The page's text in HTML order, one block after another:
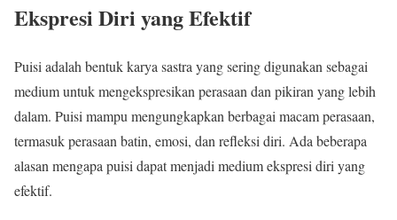
Ekspresi Diri yang Efektif
Puisi adalah bentuk karya sastra yang sering digunakan sebagai
medium untuk mengekspresikan perasaan dan pikiran yang lebih
dalam. Puisi mampu mengungkapkan berbagai macam perasaan,
termasuk perasaan batin, emosi, dan refleksi diri. Ada beberapa
alasan mengapa puisi dapat menjadi medium ekspresi diri yang
efektif.